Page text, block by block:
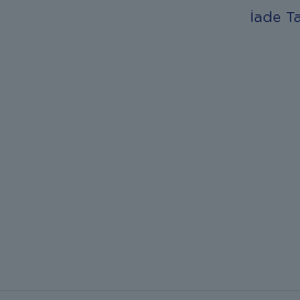
İade